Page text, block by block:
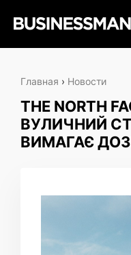
Главная › Новости
THE NORTH
ВУЛИЧНИЙ
ВИМАГАЄ